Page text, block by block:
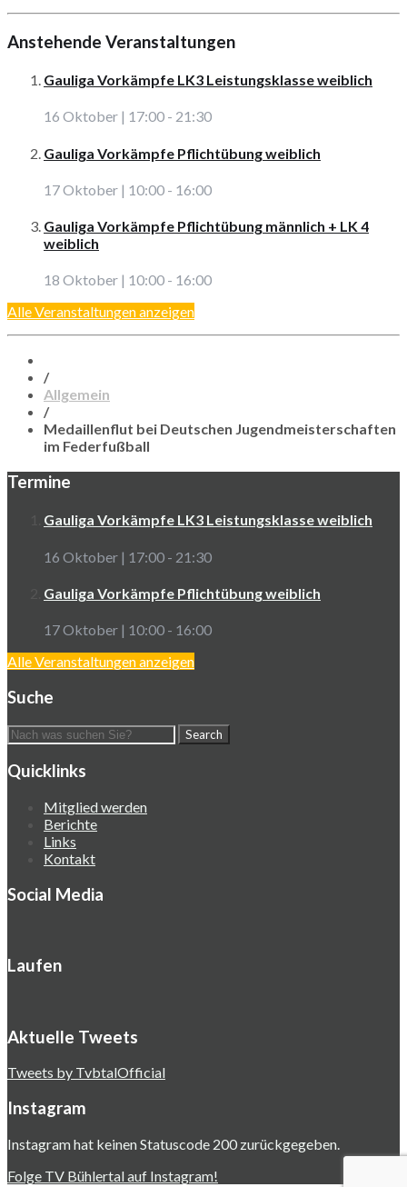
Anstehende Veranstaltungen
Gauliga Vorkämpfe LK3 Leistungsklasse weiblich
16 Oktober | 17:00 - 21:30
Gauliga Vorkämpfe Pflichtübung weiblich
17 Oktober | 10:00 - 16:00
Gauliga Vorkämpfe Pflichtübung männlich + LK 4
weiblich
18 Oktober | 10:00 - 16:00
Alle Veranstaltungen anzeigen
/
Allgemein
/
Medaillenflut bei Deutschen Jugendmeisterschaften
im Federfußball
Termine
Gauliga Vorkämpfe LK3 Leistungsklasse weiblich
16 Oktober | 17:00 - 21:30
Gauliga Vorkämpfe Pflichtübung weiblich
17 Oktober | 10:00 - 16:00
Alle Veranstaltungen anzeigen
Suche
Quicklinks
Mitglied werden
Berichte
Links
Kontakt
Social Media
Laufen
Aktuelle Tweets
Tweets by TvbtalOfficial
Instagram
Instagram hat keinen Statuscode 200 zurückgegeben.
Folge TV Bühlertal auf Instagram!